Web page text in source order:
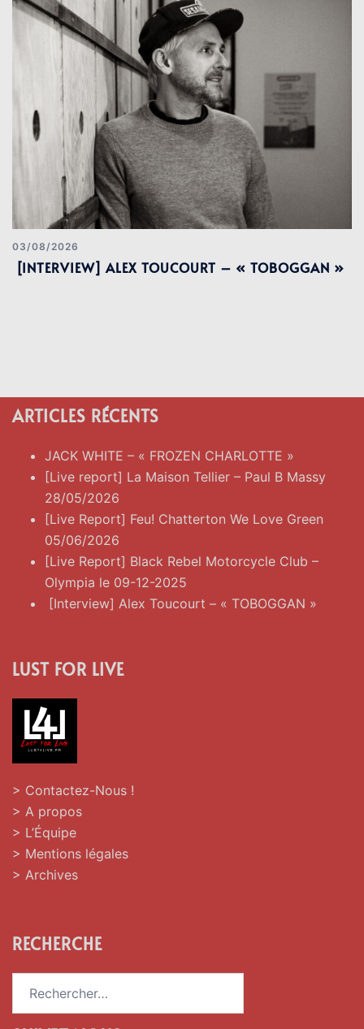
03/08/2026
[INTERVIEW] ALEX TOUCOURT – « TOBOGGAN »
ARTICLES RÉCENTS
JACK WHITE – « FROZEN CHARLOTTE »
[Live report] La Maison Tellier – Paul B Massy
28/05/2026
[Live Report] Feu! Chatterton We Love Green
05/06/2026
[Live Report] Black Rebel Motorcycle Club –
Olympia le 09-12-2025
[Interview] Alex Toucourt – « TOBOGGAN »
LUST FOR LIVE
> Contactez-Nous !
> A propos
> L’Équipe
> Mentions légales
> Archives
RECHERCHE